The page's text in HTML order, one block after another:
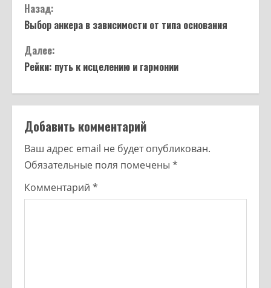
Назад:
Выбор анкера в зависимости от типа основания
Далее:
Рейки: путь к исцелению и гармонии
Добавить комментарий
Ваш адрес email не будет опубликован.
Обязательные поля помечены *
Комментарий *